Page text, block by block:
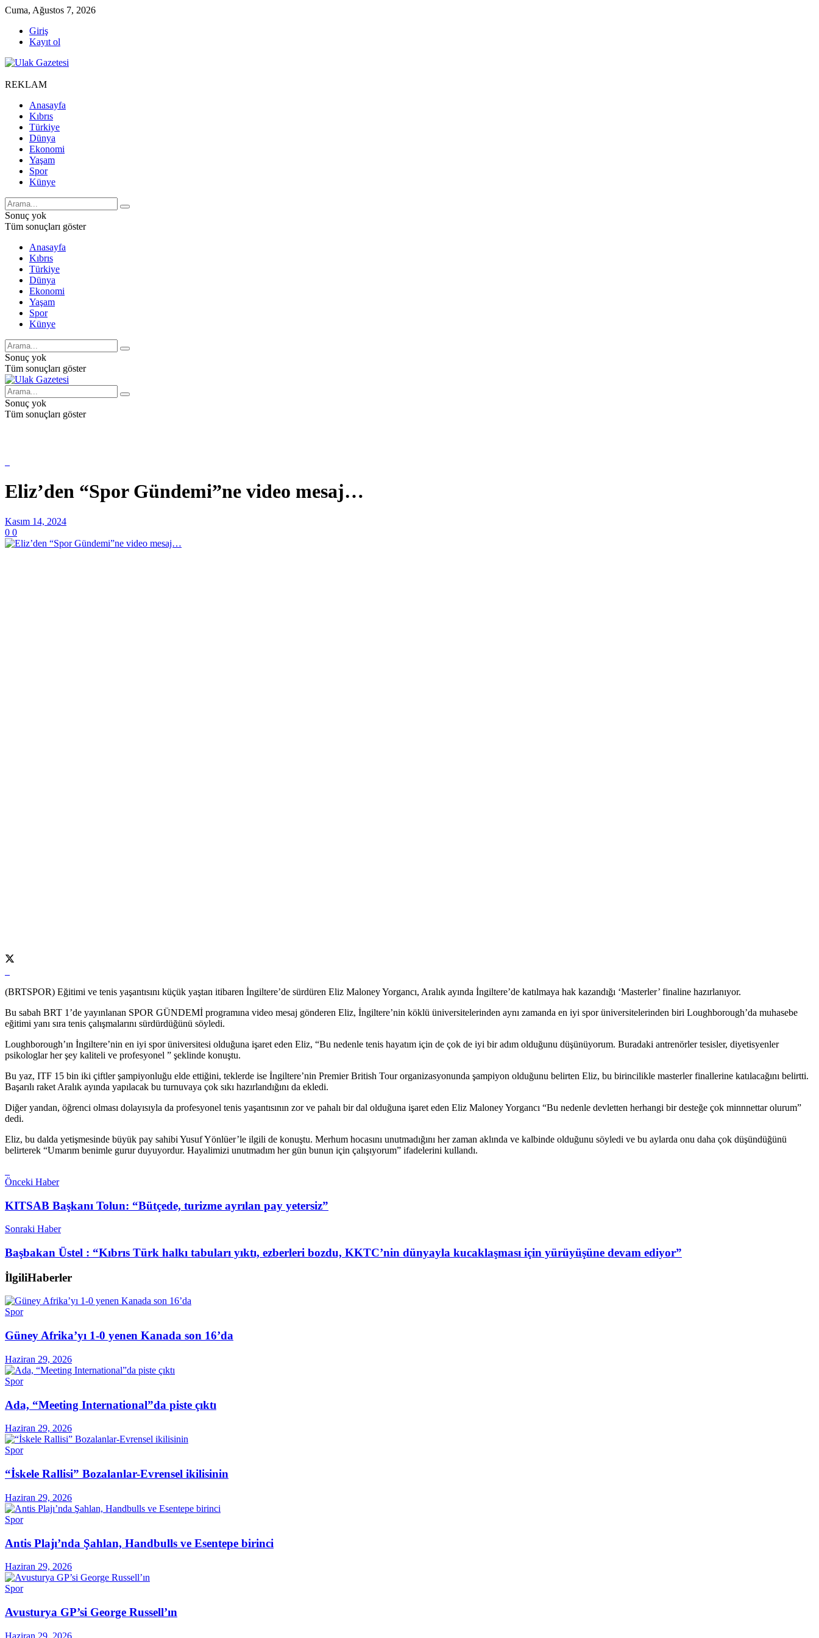
Cuma, Ağustos 7, 2026
Giriş
Kayıt ol
REKLAM
Anasayfa
Kıbrıs
Türkiye
Dünya
Ekonomi
Yaşam
Spor
Künye
Sonuç yok
Tüm sonuçları göster
Anasayfa
Kıbrıs
Türkiye
Dünya
Ekonomi
Yaşam
Spor
Künye
Sonuç yok
Tüm sonuçları göster
Sonuç yok
Tüm sonuçları göster
Eliz’den “Spor Gündemi”ne video mesaj…
Kasım 14, 2024
0 0
(BRTSPOR) Eğitimi ve tenis yaşantısını küçük yaştan itibaren İngiltere’de sürdüren Eliz Maloney Yorgancı, Aralık ayında İngiltere’de katılmaya hak kazandığı ‘Masterler’ finaline hazırlanıyor.
Bu sabah BRT 1’de yayınlanan SPOR GÜNDEMİ programına video mesaj gönderen Eliz, İngiltere’nin köklü üniversitelerinden aynı zamanda en iyi spor üniversitelerinden biri Loughborough’da muhasebe
eğitimi yanı sıra tenis çalışmalarını sürdürdüğünü söyledi.
Loughborough’ın İngiltere’nin en iyi spor üniversitesi olduğuna işaret eden Eliz, “Bu nedenle tenis hayatım için de çok de iyi bir adım olduğunu düşünüyorum. Buradaki antrenörler tesisler, diyetisyenler
psikologlar her şey kaliteli ve profesyonel ” şeklinde konuştu.
Bu yaz, ITF 15 bin iki çiftler şampiyonluğu elde ettiğini, teklerde ise İngiltere’nin Premier British Tour organizasyonunda şampiyon olduğunu belirten Eliz, bu birincilikle masterler finallerine katılacağını belirtti.
Başarılı raket Aralık ayında yapılacak bu turnuvaya çok sıkı hazırlandığını da ekledi.
Diğer yandan, öğrenci olması dolayısıyla da profesyonel tenis yaşantısının zor ve pahalı bir dal olduğuna işaret eden Eliz Maloney Yorgancı “Bu nedenle devletten herhangi bir desteğe çok minnnettar olurum”
dedi.
Eliz, bu dalda yetişmesinde büyük pay sahibi Yusuf Yönlüer’le ilgili de konuştu. Merhum hocasını unutmadığını her zaman aklında ve kalbinde olduğunu söyledi ve bu aylarda onu daha çok düşündüğünü
belirterek “Umarım benimle gurur duyuyordur. Hayalimizi unutmadım her gün bunun için çalışıyorum” ifadelerini kullandı.
Önceki Haber
KITSAB Başkanı Tolun: “Bütçede, turizme ayrılan pay yetersiz”
Sonraki Haber
Başbakan Üstel : “Kıbrıs Türk halkı tabuları yıktı, ezberleri bozdu, KKTC’nin dünyayla kucaklaşması için yürüyüşüne devam ediyor”
İlgiliHaberler
Spor
Güney Afrika’yı 1-0 yenen Kanada son 16’da
Haziran 29, 2026
Spor
Ada, “Meeting International”da piste çıktı
Haziran 29, 2026
Spor
“İskele Rallisi” Bozalanlar-Evrensel ikilisinin
Haziran 29, 2026
Spor
Antis Plajı’nda Şahlan, Handbulls ve Esentepe birinci
Haziran 29, 2026
Spor
Avusturya GP’si George Russell’ın
Haziran 29, 2026